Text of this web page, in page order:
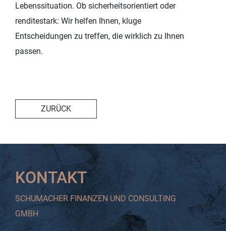
Lebenssituation. Ob sicherheitsorientiert oder
renditestark: Wir helfen Ihnen, kluge
Entscheidungen zu treffen, die wirklich zu Ihnen
passen.
ZURÜCK
KONTAKT
SCHUMACHER FINANZEN UND CONSULTING
GMBH